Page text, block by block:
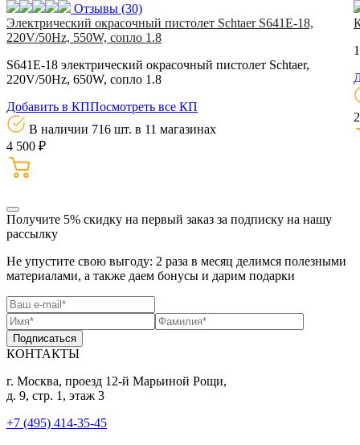
Отзывы (30)
Электрический окрасочный пистолет Schtaer S641E-18,
220V/50Hz, 550W, сопло 1.8
S641E-18 электрический окрасочный пистолет Schtaer,
220V/50Hz, 650W, сопло 1.8
Добавить в КППосмотреть все КП
В наличии 716 шт. в 11 магазинах
4 500 ₽
Получите 5% скидку на первый заказ за подписку на нашу
рассылку
Не упустите свою выгоду: 2 раза в месяц делимся полезными
материалами, а также даем бонусы и дарим подарки
Подписаться
КОНТАКТЫ
г. Москва, проезд 12-й Марьиной Рощи,
д. 9, стр. 1, этаж 3
+7 (495) 414-35-45